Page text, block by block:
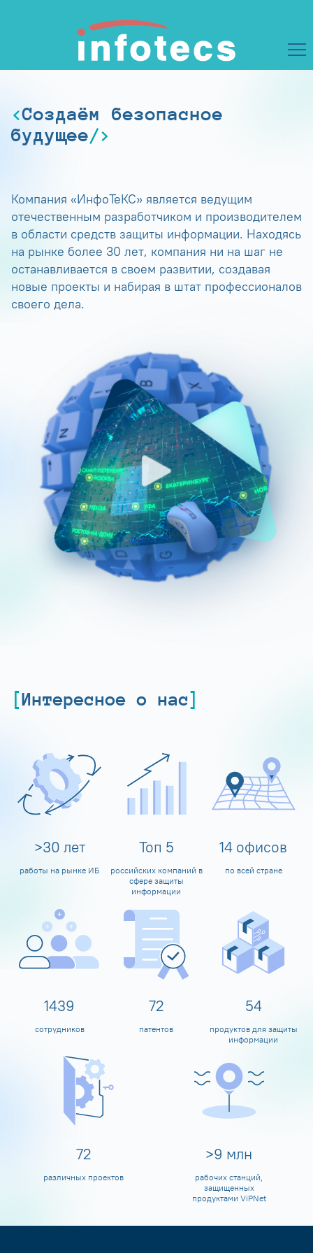
Создаём безопасное
будущее
Компания «ИнфоТеКС» является ведущим
отечественным разработчиком и производителем
в области средств защиты информации. Находясь
на рынке более 30 лет, компания ни на шаг не
останавливается в своем развитии, создавая
новые проекты и набирая в штат профессионалов
своего дела.
Интересное о нас
>30 лет
работы на рынке ИБ
Топ 5
российских компаний в
сфере защиты
информации
14 офисов
по всей стране
1597
сотрудников
80
патентов
60
продуктов для защиты
информации
80
различных проектов
>10 млн
рабочих станций,
защищенных
продуктами ViPNet